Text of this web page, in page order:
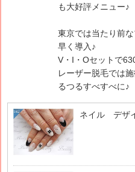
も大好評メニュー♪
東京では当たり前
早く導入♪
V・I・Oセットで
レーザー脱毛では
るつるすべすべに♪
ネイル デザ